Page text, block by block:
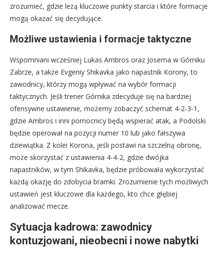
zrozumieć, gdzie leżą kluczowe punkty starcia i które formacje
mogą okazać się decydujące.
Możliwe ustawienia i formacje taktyczne
Wspomniani wcześniej Lukas Ambros oraz Josema w Górniku
Zabrze, a także Evgeniy Shikavka jako napastnik Korony, to
zawodnicy, którzy mogą wpływać na wybór formacji
taktycznych. Jeśli trener Górnika zdecyduje się na bardziej
ofensywne ustawienie, możemy zobaczyć schemat 4-2-3-1,
gdzie Ambros i inni pomocnicy będą wspierać atak, a Podolski
będzie operował na pozycji numer 10 lub jako fałszywa
dziewiątka. Z kolei Korona, jeśli postawi na szczelną obronę,
może skorzystać z ustawienia 4-4-2, gdzie dwójka
napastników, w tym Shikavka, będzie próbowała wykorzystać
każdą okazję do zdobycia bramki. Zrozumienie tych możliwych
ustawień jest kluczowe dla każdego, kto chce głębiej
analizować mecze.
Sytuacja kadrowa: zawodnicy
kontuzjowani, nieobecni i nowe nabytki